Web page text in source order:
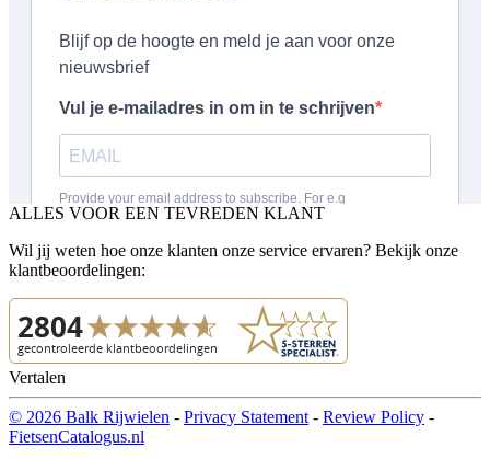
ALLES VOOR EEN TEVREDEN KLANT
Wil jij weten hoe onze klanten onze service ervaren? Bekijk onze
klantbeoordelingen:
Vertalen
© 2026 Balk Rijwielen - Privacy Statement - Review Policy -
FietsenCatalogus.nl